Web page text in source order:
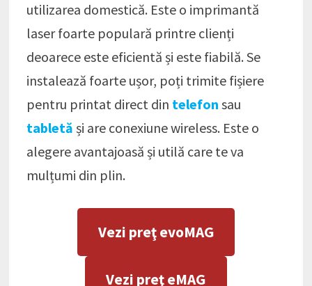
utilizarea domestică. Este o imprimantă
laser foarte populară printre clienți
deoarece este eficientă și este fiabilă. Se
instalează foarte ușor, poți trimite fișiere
pentru printat direct din telefon sau
tabletă și are conexiune wireless. Este o
alegere avantajoasă și utilă care te va
mulțumi din plin.
Vezi preţ evoMAG
Vezi preţ eMAG